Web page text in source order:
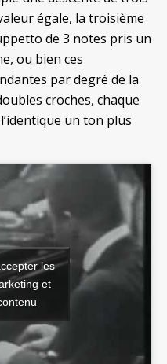
égale, la troisième
de 3 notes pris un
ou bien ces
par degré de la
croches, chaque
un ton plus
les
et